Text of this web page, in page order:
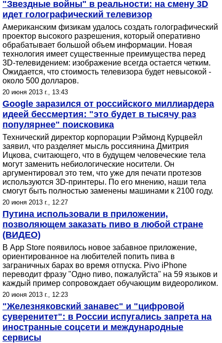
"Звездные войны" в реальности: на смену 3D
идет голографический телевизор
Американским физикам удалось создать голографический
проектор высокого разрешения, который оперативно
обрабатывает большой объем информации. Новая
технология имеет существенные преимущества перед
3D-телевидением: изображение всегда остается четким.
Ожидается, что стоимость телевизора будет невысокой -
около 500 долларов.
20 июня 2013 г., 13:43
Google заразился от российского миллиардера
идеей бессмертия: "это будет в тысячу раз
популярнее" поисковика
Технический директор корпорации Рэймонд Курцвейл
заявил, что разделяет мысль россиянина Дмитрия
Ицкова, считающего, что в будущем человеческие тела
могут заменить небиологические носители. Он
аргументировал это тем, что уже для печати протезов
используются 3D-принтеры. По его мнению, наши тела
смогут быть полностью заменены машинами к 2100 году.
20 июня 2013 г., 12:27
Путина использовали в приложении,
позволяющем заказать пиво в любой стране
(ВИДЕО)
В App Store появилось новое забавное приложение,
ориентированное на любителей попить пива в
заграничных барах во время отпуска. Pivo iPhone
переводит фразу "Одно пиво, пожалуйста" на 59 языков и
каждый пример сопровождает обучающим видеороликом.
20 июня 2013 г., 12:23
"Железняковский занавес" и "цифровой
суверенитет": в России испугались запрета на
иностранные соцсети и международные
сервисы